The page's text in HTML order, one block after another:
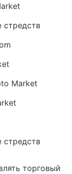
стредств
Market
стредств
торговый